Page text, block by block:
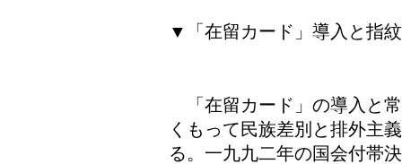
▼「在留カード」導入と指
「在留カード」の導入と
くもって民族差別と排外主
る。一九九二年の国会付帯